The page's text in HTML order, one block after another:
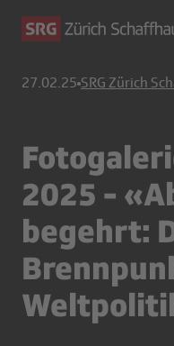
27.02.25 SRG Zürich
2025 -
begehrt: